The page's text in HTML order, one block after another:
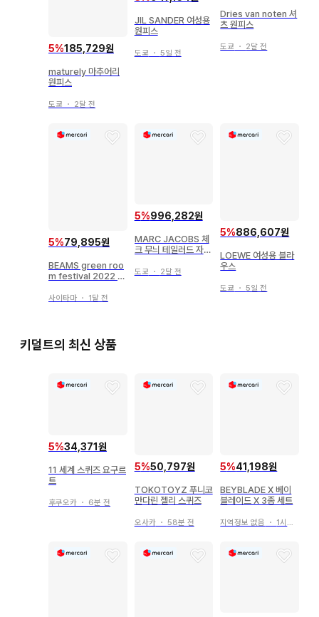
5%185,729원
maturely 마추어리
원피스
도쿄 ・ 2달 전
JIL SANDER 여성용
원피스
도쿄 ・ 5일 전
Dries van noten 셔
츠 원피스
도쿄 ・ 2달 전
5%79,895원
BEAMS green roo
m festival 2022 굿
사이타마 ・ 1달 전
5%996,282원
MARC JACOBS 체
크 무늬 테일러드 자켓
도쿄 ・ 2달 전
5%886,607원
LOEWE 여성용 블라
우스
도쿄 ・5일 전
키덜트의 최신 상품
5%34,371원
11 세계 스퀴즈 요구르
트
후쿠오카 ・ 6분 전
5%50,797원
TOKOTOYZ 푸니코
만다린 젤리 스퀴즈
오사카・ 58분 전
5%41,198원
BEYBLADE X 베이
블레이드 X 3종 세트
지역정보 없음 ・ 1시간 전